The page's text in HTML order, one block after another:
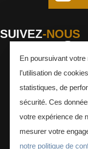
SUIVEZ-NOUS
Facebook
En poursuivant
l’utilisation de
statistiques, de
sécurité. Ces
votre expérience de
mesurer votre
notre politique de